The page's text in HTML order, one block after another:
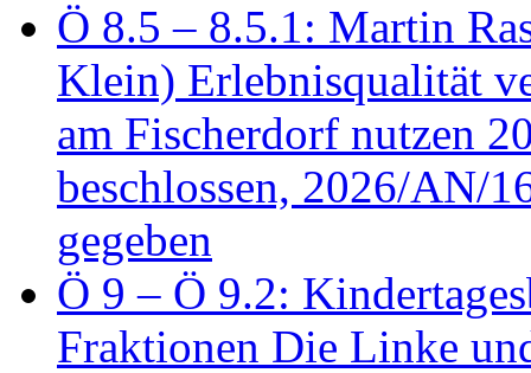
Ö 8.5 – 8.5.1: Martin
Klein) Erlebnisqualität
am Fischerdorf nutzen
beschlossen, 2026/AN/
gegeben
Ö 9 – Ö 9.2:
Fraktionen Die Linke